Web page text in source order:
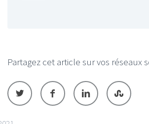
Partagez cet article sur vos réseaux